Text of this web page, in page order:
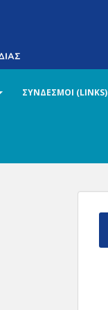
ΣΥΝΔΕΣΜΟΙ (LINKS)